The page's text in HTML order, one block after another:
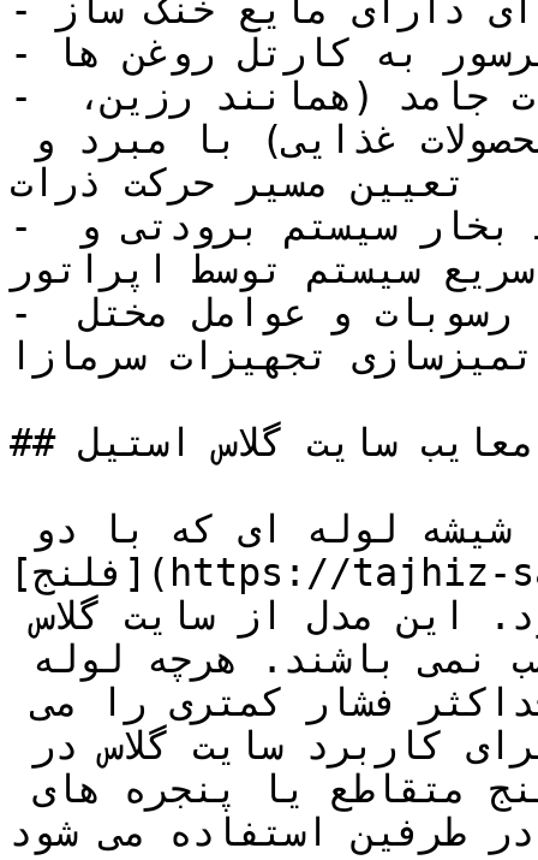
- سایت گلاس سیستم تهویه ای دارای مایع خنک ساز
- بررسی مسیر حرکت روغن کمپرسور به کارتل روغن ها
- تشخیص میزان مخلوط شدن ذرات جامد (همانند رزین،
تعیین مسیر حرکت ذرات
- مشاهده سیال مایع در خطوط بخار سیستم برودتی و
سیستم توسط اپراتور
- اطلاع از باقی مانده کثیفی ها، رسوبات و عوامل مختل
تجهیزات سرمازا
## معایب سایت گلاس استیل
[فلنج](https://tajhiz-sanat.com/flange/) توسط میله
های رزوه دار نگه داشته می شود. این مدل از سایت گلاس
شیشه رویت بزرگتر باشد حداکثر فشار کمتری را می
طرفین استفاده می شود.